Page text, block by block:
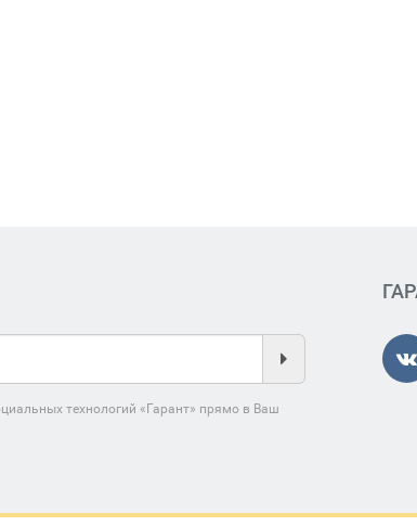
технологий «Гарант» прямо в Ваш